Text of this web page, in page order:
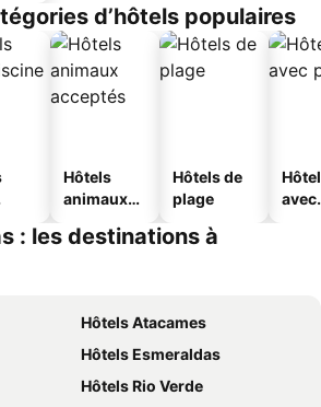
d’hôtels populaires
Hôtels
animaux
Hôtels de
plage
avec
: les destinations à
Hôtels Atacames
Hôtels Esmeraldas
Hôtels Rio Verde